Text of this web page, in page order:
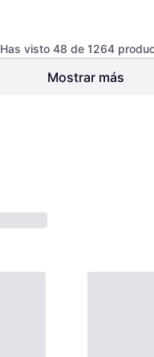
Has visto 48 de 1264
Mostrar más